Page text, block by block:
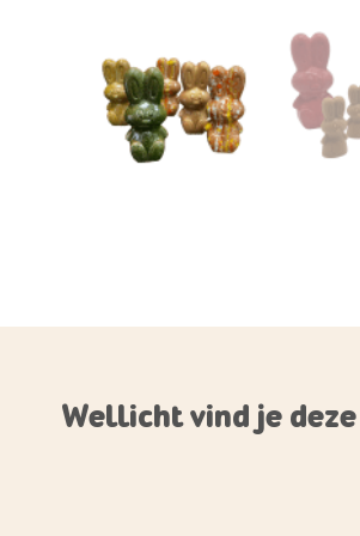
Wellicht vind je